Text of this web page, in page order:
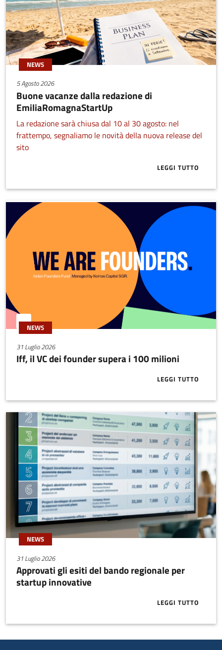
NEWS
5 Agosto 2026
Buone vacanze dalla redazione di
EmiliaRomagnaStartUp
La redazione sarà chiusa dal 10 al 30 agosto: nel
frattempo, segnaliamo le novità della nuova release del
sito
LEGGI TUTTO
ABOUT
NEWS
31 Luglio 2026
Iff, il VC dei founder supera i 100 milioni
LEGGI TUTTO
ABOUT IFF,
NEWS
31 Luglio 2026
Approvati gli esiti del bando regionale per
startup innovative
LEGGI TUTTO
ABOUT